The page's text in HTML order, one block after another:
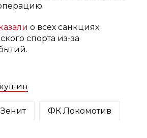
о всех санкциях
спорта из-за
ФК Локомотив